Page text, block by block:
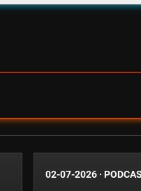
02-07-2026 ·